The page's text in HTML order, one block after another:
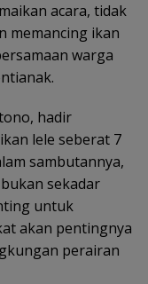
acara, tidak
memancing ikan
warga
hadir
lele seberat 7
sambutannya,
sekadar
untuk
akan pentingnya
perairan